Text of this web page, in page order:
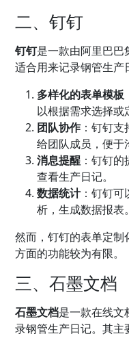
二、钉钉
钉钉是一款由阿里巴巴
适合用来记录钢管生产
多样化的表单模板
以根据需求选择或
团队协作：钉钉支
给团队成员，便于
消息提醒 ：钉钉
查看生产日记。
数据统计：钉钉可
析，生成数据报表。
然而，钉钉的表单定
方面的功能较为有限。
三、石墨文档
石墨文档是一款在线文
录钢管生产日记。其主